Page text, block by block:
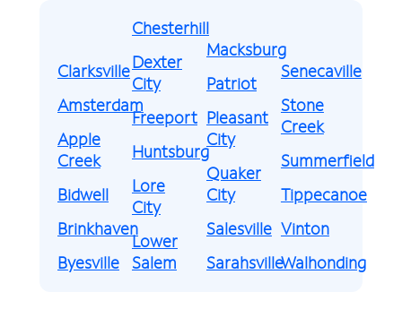
Clarksville
Amsterdam
Apple
Creek
Bidwell
Brinkhaven
Byesville
Chesterhill
Dexter
City
Freeport
Huntsburg
Lore
City
Lower
Salem
Macksburg
Patriot
Pleasant
City
Quaker
City
Salesville
Sarahsville
Senecaville
Stone
Creek
Summerfield
Tippecanoe
Vinton
Walhonding